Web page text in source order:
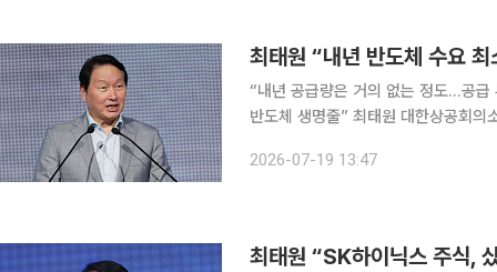
최태원 “내년 반도체 수요
“내년 공급량은 거의 없는 정도…공
반도체 생명줄” 최태원 대한상공회의소 회장이 내년 글로벌 반도체 시장의 공급 부족이 올해보다 심
했다. 최 회장은 최근 제주에서 열
2026-07-19 13:47
최태원 “SK하이닉스 주식,